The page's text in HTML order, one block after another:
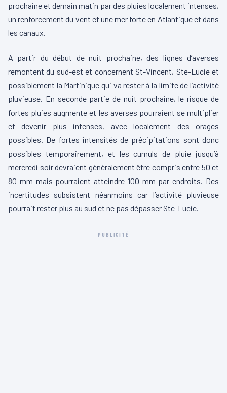
prochaine et demain matin par des pluies localement intenses,
un renforcement du vent et une mer forte en Atlantique et dans
les canaux.
A partir du début de nuit prochaine, des lignes d’averses
remontent du sud-est et concernent St-Vincent, Ste-Lucie et
possiblement la Martinique qui va rester à la limite de l’activité
pluvieuse. En seconde partie de nuit prochaine, le risque de
fortes pluies augmente et les averses pourraient se multiplier
et devenir plus intenses, avec localement des orages
possibles. De fortes intensités de précipitations sont donc
possibles temporairement, et les cumuls de pluie jusqu’à
mercredi soir devraient généralement être compris entre 50 et
80 mm mais pourraient atteindre 100 mm par endroits. Des
incertitudes subsistent néanmoins car l’activité pluvieuse
pourrait rester plus au sud et ne pas dépasser Ste-Lucie.
PUBLICITÉ